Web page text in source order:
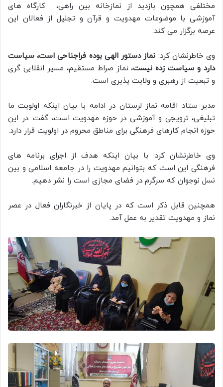
مختلفی همچون بازدید از نمازخانه بین راهی، کارگاه های
آموزشی با موضوعات مهدویت و قرآن و تجلیل از فعالان این
عرصه برگزار می کند.
وی خاطرنشان کرد: نماز دستور الهی بوده فراجناحی است، سیاست
دارد و سیاست زده نیست، نماز صراط مستقیم، مسیر انقلابی گری
و تبعیت از رهبری و ولایت پذیری است.
مدیر ستاد اقامه نماز لرستان در ادامه با بیان اینکه اولویت ما
تبلیغی، ترویجی و آموزشی در حوزه مهدویت است، گفت: در این
حوزه انجام کارهای فرهنگی برای مناطق محروم در اولویت قرار دارد.
وی خاطرنشان کرد: با بیان اینکه هدف از اجرای برنامه های
فرهنگی این است که بتوانیم مهدویت را در جامعه اسلامی و بین
نسل نوجوان که سرگرم در فضای مجازی است را نشر دهیم.
همچنین قابل ذکر است که در پایان از خبرنگاران فعال در عصر
نماز و مهدویت تقدیر به عمل آمد.